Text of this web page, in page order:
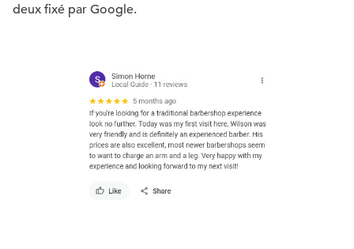
deux fixé par Google.